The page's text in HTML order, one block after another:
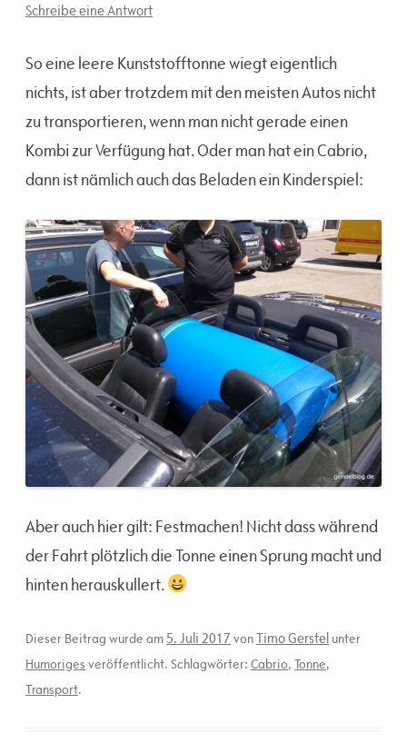
Schreibe eine Antwort
So eine leere Kunststofftonne wiegt eigentlich
nichts, ist aber trotzdem mit den meisten Autos nicht
zu transportieren, wenn man nicht gerade einen
Kombi zur Verfügung hat. Oder man hat ein Cabrio,
dann ist nämlich auch das Beladen ein Kinderspiel:
Aber auch hier gilt: Festmachen! Nicht dass während
der Fahrt plötzlich die Tonne einen Sprung macht und
hinten herauskullert.
Dieser Beitrag wurde am 5. Juli 2017 vonTimo Gerstel unter
Humoriges veröffentlicht. Schlagwörter: Cabrio, Tonne,
Transport.